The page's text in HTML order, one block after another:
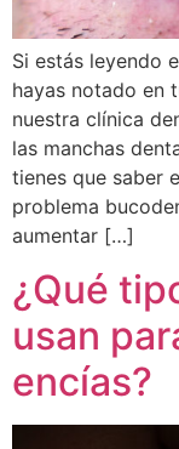
Si estás leyendo
hayas notado en
nuestra clínica
las manchas
tienes que saber
problema
aumentar […]
¿Qué
usan
encías?